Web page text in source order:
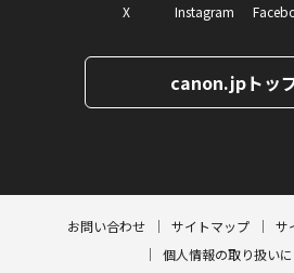
X Instagram
canon.jpトッ
お問い合わせ サイトマップ
サ
個人情報の取り扱い